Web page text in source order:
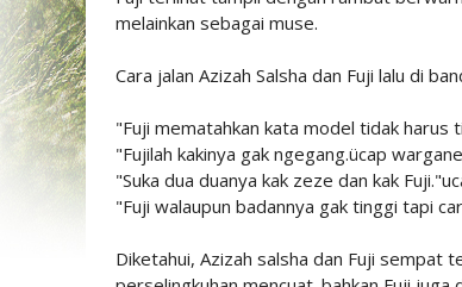
melainkan sebagai muse.
Cara jalan Azizah Salsha dan Fuji lalu di
"Fuji mematahkan kata model tidak
"Fujilah kakinya gak ngegang.ücap
"Suka dua duanya kak zeze dan kak
"Fuji walaupun badannya gak tinggi tapi
Diketahui, Azizah salsha dan Fuji sempat